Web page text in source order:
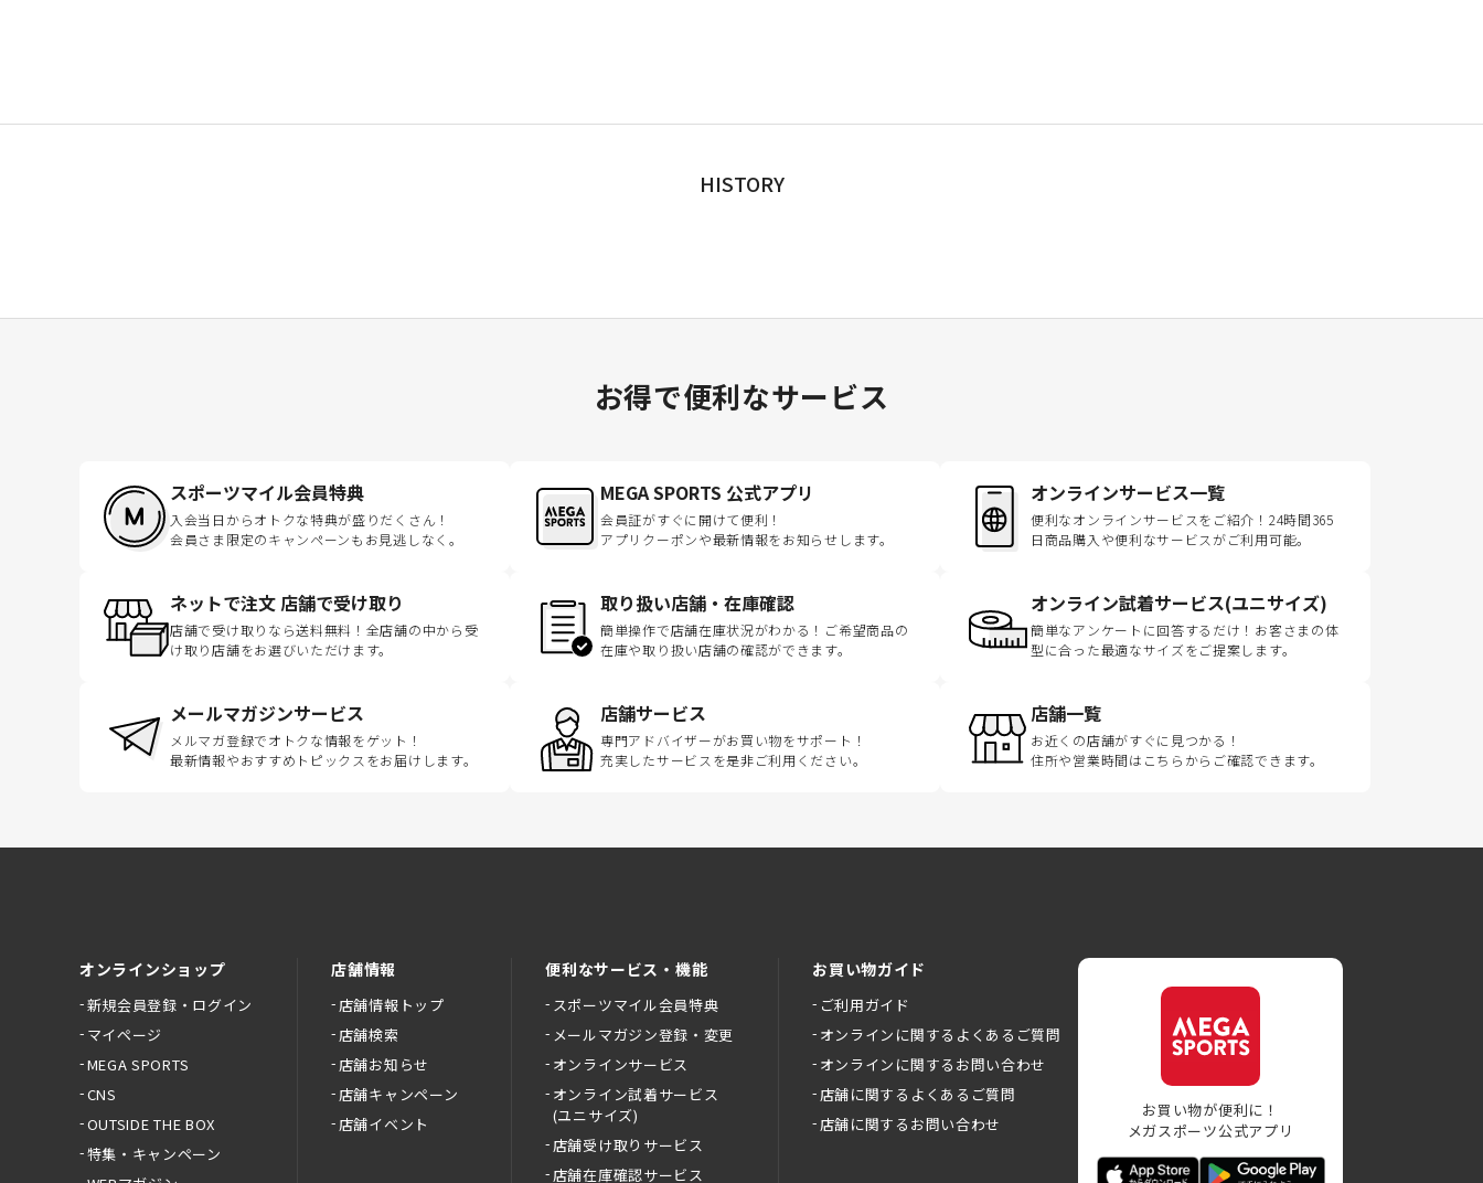
HISTORY
お得で便利なサービス
スポーツマイル会員特典
入会当日からオトクな特典が盛りだくさん！
会員さま限定のキャンペーンもお見逃しなく。
MEGA SPORTS 公式アプリ
会員証がすぐに開けて便利！
アプリクーポンや最新情報をお知らせします。
オンラインサービス一覧
便利なオンラインサービスをご紹介！24時間365
日商品購入や便利なサービスがご利用可能。
ネットで注文 店舗で受け取り
店舗で受け取りなら送料無料！全店舗の中から受
け取り店舗をお選びいただけます。
取り扱い店舗・在庫確認
簡単操作で店舗在庫状況がわかる！ご希望商品の
在庫や取り扱い店舗の確認ができます。
オンライン試着サービス(ユニサイズ)
簡単なアンケートに回答するだけ！お客さまの体
型に合った最適なサイズをご提案します。
メールマガジンサービス
メルマガ登録でオトクな情報をゲット！
最新情報やおすすめトピックスをお届けします。
店舗サービス
専門アドバイザーがお買い物をサポート！
充実したサービスを是非ご利用ください。
店舗一覧
お近くの店舗がすぐに見つかる！
住所や営業時間はこちらからご確認できます。
オンラインショップ
新規会員登録・ログイン
マイページ
MEGA SPORTS
CNS
OUTSIDE THE BOX
特集・キャンペーン
店舗情報
店舗情報トップ
店舗検索
店舗お知らせ
店舗キャンペーン
店舗イベント
便利なサービス・機能
スポーツマイル会員特典
メールマガジン登録・変更
オンラインサービス
オンライン試着サービス
(ユニサイズ)
店舗受け取りサービス
店舗在庫確認サービス
お買い物ガイド
ご利用ガイド
オンラインに関するよくあるご質問
オンラインに関するお問い合わせ
店舗に関するよくあるご質問
店舗に関するお問い合わせ
お買い物が便利に！
メガスポーツ公式アプリ